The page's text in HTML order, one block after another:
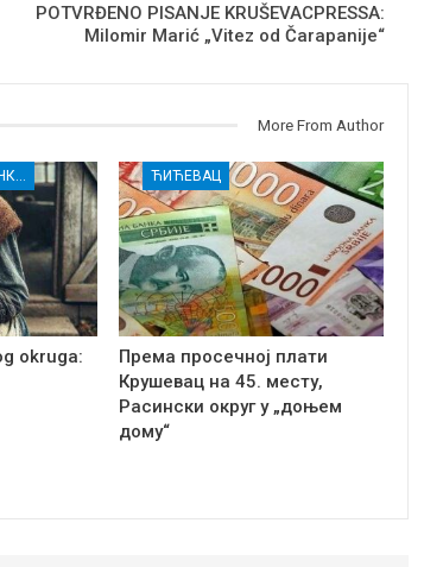
POTVRĐENO PISANJE KRUŠEVACPRESSA:
Milomir Marić „Vitez od Čarapanije“
More From Author
ЈАЧАЊЕ ДОПИСНИЧКЕ МРЕЖЕ НЕЗАВИСНИХ МЕДИЈА У РАСИНСКОМ ОКРУГУ
okruga:
ЋИЋЕВАЦ
Према просечној плати
Крушевац на 45. месту,
Расински округ у „доњем
дому“